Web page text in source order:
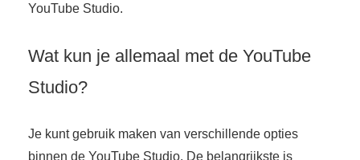
YouTube Studio.
Wat kun je allemaal met de YouTube
Studio?
Je kunt gebruik maken van verschillende opties
binnen de YouTube Studio. De belangrijkste is